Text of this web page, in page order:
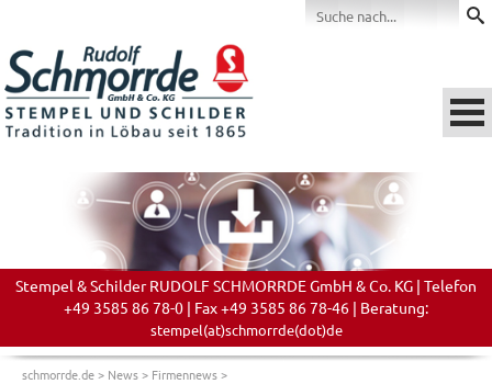
Stempel & Schilder RUDOLF SCHMORRDE GmbH & Co. KG | Telefon
+49 3585 86 78-0 | Fax +49 3585 86 78-46 | Beratung:
stempel(at)schmorrde(dot)de
schmorrde.de> News> Firmennews>